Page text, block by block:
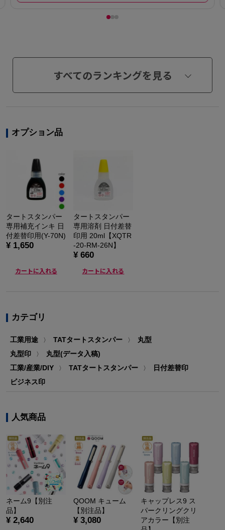
すべてのランキングを見る
オプション品
タートスタンパー
専用補充インキ 日
付差替印用(Y-70N)
¥ 1,650
カートに入れる
タートスタンパー
専用溶剤 日付差替
印用 20ml【XQTR
-20-RM-26N】
¥ 660
カートに入れる
カテゴリ
工業用途 〉 TATタートスタンパー 〉
丸型
丸型印
〉
丸型(データ入稿)
工業/産業/DIY
〉 TATタートスタンパー 〉
日付差替印
ビジネス印
人気商品
ネーム9【別注
品】
¥ 2,640
QOOM キューム
【別注品】
¥ 3,080
キャップレス9 ス
パークリングクリ
アカラー【別注